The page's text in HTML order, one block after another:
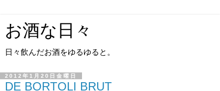
お酒な日々
日々飲んだお酒をゆるゆると。
2012年1月20日金曜日
DE BORTOLI BRUT